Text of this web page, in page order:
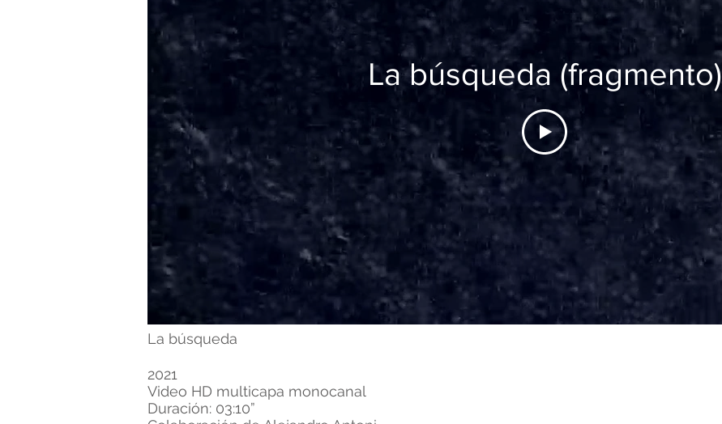
La búsqueda (fragmento)
La búsqueda
2021
Video HD multicapa monocanal
Duración: 03:10”